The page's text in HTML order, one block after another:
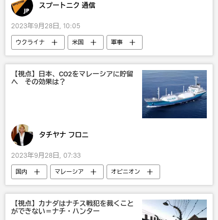
スプートニク 通信
2023年9月28日, 10:05
ウクライナ 米国
軍事
ロシア
オピニオン
武器・兵器
西側諸国によるウクライナへの兵器供与
【視点】日本、CO2をマレーシアに貯留
へ その効果は？
タチヤナ フロニ
2023年9月28日, 07:33
国内 マレーシア
オピニオン
環境
地球温暖化
【視点】カナダはナチス戦犯を裁くこと
ができない＝ナチ・ハンター